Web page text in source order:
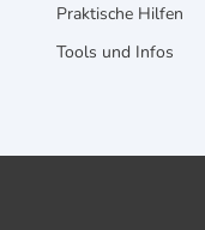
Praktische Hilfen
Tools und Infos